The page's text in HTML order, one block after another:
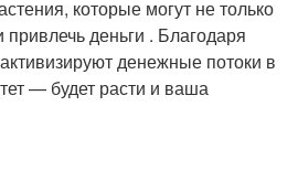
которые могут не только
деньги . Благодаря
денежные потоки в
— будет расти и ваша